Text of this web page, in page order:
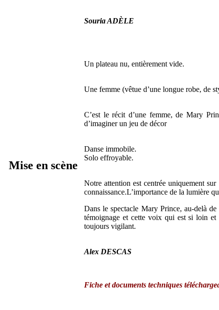
Souria ADÈLE
Mise en scène
Un plateau nu, entièrement vide.
Une femme (vêtue d’une longue robe, de
C’est le récit d’une femme, de Mary
d’imaginer un jeu de décor
Danse immobile.
Solo effroyable.
Notre attention est centrée uniquement
connaissance.L’importance de la lumière
Dans le spectacle Mary Prince, au-delà
témoignage et cette voix qui est si loin et
toujours vigilant.
Alex DESCAS
Fiche et documents techniques